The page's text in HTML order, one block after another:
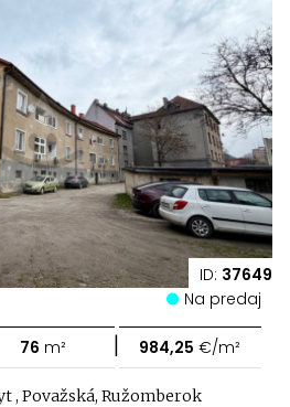
ID: 37649
Na predaj
76 m² | 984,25 €/m²
, Považská, Ružomberok